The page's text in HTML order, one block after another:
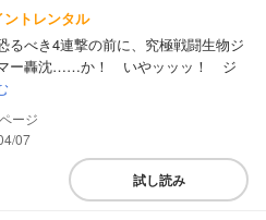
ントレンタル
るべき4連撃の前に、究極戦闘生物ジ
マー轟沈……か！ いやッッッ！ ジ
07
試し読み